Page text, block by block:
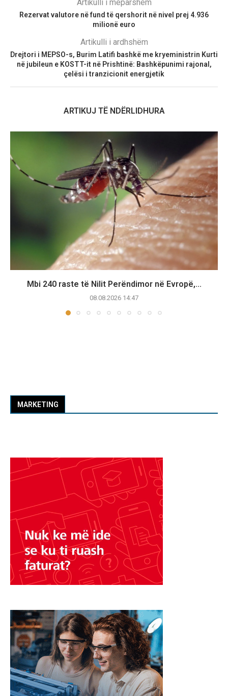
Artikulli i mëparshëm
Rezervat valutore në fund të qershorit në nivel prej 4.936
milionë euro
Artikulli i ardhshëm
Drejtori i MEPSO-s, Burim Latifi bashkë me kryeministrin Kurti
në jubileun e KOSTT-it në Prishtinë: Bashkëpunimi rajonal,
çelësi i tranzicionit energjetik
ARTIKUJ TË NDËRLIDHURA
Mbi 240 raste të Nilit Perëndimor në Evropë,...
08.08.2026 14:47
MARKETING